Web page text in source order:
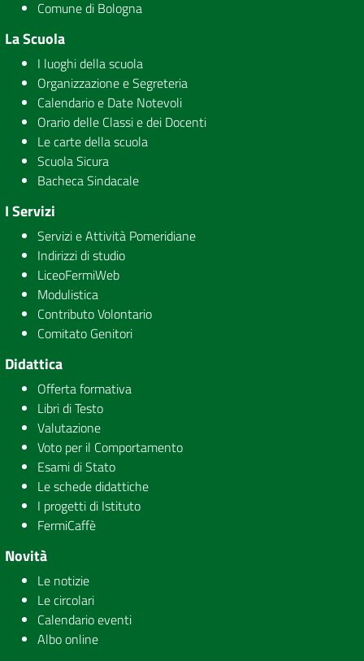
Comune di Bologna
La Scuola
I luoghi della scuola
Organizzazione e Segreteria
Calendario e Date Notevoli
Orario delle Classi e dei Docenti
Le carte della scuola
Scuola Sicura
Bacheca Sindacale
I Servizi
Servizi e Attività Pomeridiane
Indirizzi di studio
LiceoFermiWeb
Modulistica
Contributo Volontario
Comitato Genitori
Didattica
Offerta formativa
Libri di Testo
Valutazione
Voto per il Comportamento
Esami di Stato
Le schede didattiche
I progetti di Istituto
FermiCaffè
Novità
Le notizie
Le circolari
Calendario eventi
Albo online